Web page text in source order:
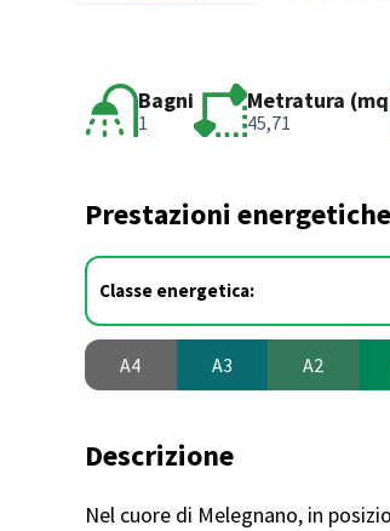
Bagni
1
Metratura
45,71
Prestazioni energetiche
Classe energetica:
A4 A3 A2
Descrizione
Nel cuore di Melegnano, in